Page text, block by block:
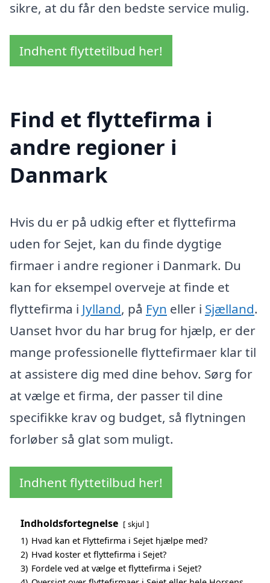
sikre, at du får den bedste service mulig.
Indhent flyttetilbud her!
Find et flyttefirma i
andre regioner i
Danmark
Hvis du er på udkig efter et flyttefirma
uden for Sejet, kan du finde dygtige
firmaer i andre regioner i Danmark. Du
kan for eksempel overveje at finde et
flyttefirma i Jylland, på Fyn eller i Sjælland.
Uanset hvor du har brug for hjælp, er der
mange professionelle flyttefirmaer klar til
at assistere dig med dine behov. Sørg for
at vælge et firma, der passer til dine
specifikke krav og budget, så flytningen
forløber så glat som muligt.
Indhent flyttetilbud her!
Indholdsfortegnelse skjul
1) Hvad kan et Flyttefirma i Sejet hjælpe med?
2) Hvad koster et flyttefirma i Sejet?
3) Fordele ved at vælge et flyttefirma i Sejet?